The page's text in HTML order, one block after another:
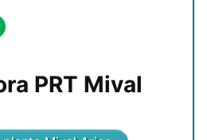
PRT Mival